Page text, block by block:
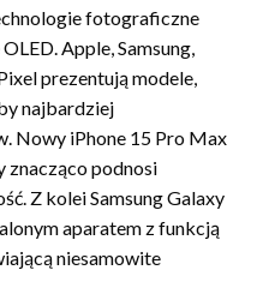
fotograficzne
Apple, Samsung,
prezentują modele,
najbardziej
Nowy iPhone 15 Pro Max
znacząco podnosi
Z kolei Samsung Galaxy
aparatem z funkcją
niesamowite